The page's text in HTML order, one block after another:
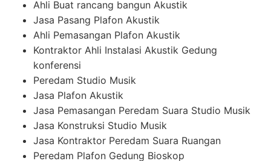
Ahli Buat rancang bangun Akustik
Jasa Pasang Plafon Akustik
Ahli Pemasangan Plafon Akustik
Kontraktor Ahli Instalasi Akustik Gedung
konferensi
Peredam Studio Musik
Jasa Plafon Akustik
Jasa Pemasangan Peredam Suara Studio Musik
Jasa Konstruksi Studio Musik
Jasa Kontraktor Peredam Suara Ruangan
Peredam Plafon Gedung Bioskop